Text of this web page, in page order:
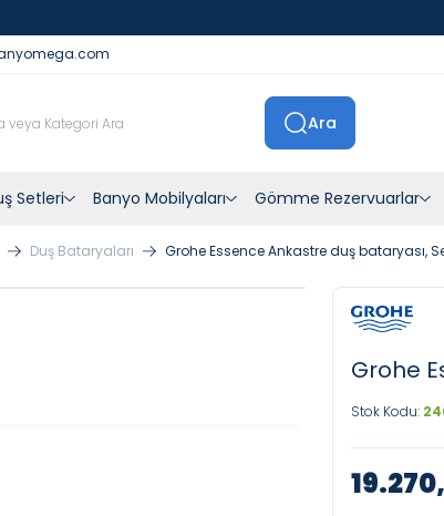
Ara
Setleri Banyo Mobilyaları Gömme Rezervuarlar
Duş Bataryaları Grohe Essence Ankastre duş bataryası,
Grohe
Stok Kodu: